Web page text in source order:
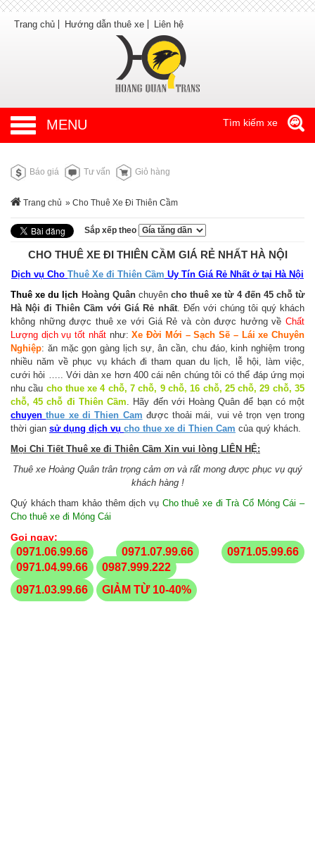
Trang chủ Hướng dẫn thuê xe Liên hệ
MENU Tìm kiếm xe
Báo giá Tư vấn Giỏ hàng
Trang chủ » Cho Thuê Xe Đi Thiên Cầm
Sắp xếp theo
CHO THUÊ XE ĐI THIÊN CẦM GIÁ RẺ NHẤT HÀ NỘI
Dịch vụ Cho Thuê Xe đi Thiên Cầm Uy Tín Giá Rẻ Nhất ở tại Hà Nội
Thuê xe du lịch Hoàng Quânchuyên cho thuê xe từ 4 đến 45 chỗ từ
Hà Nội đi Thiên Cầm với Giá Rẻ nhất. Đến với chúng tôi quý khách
không những được thuê xe với Giá Rẻ và còn được hưởng về Chất
Lượng dịch vụ tốt nhấtnhư:Xe Đời Mới – Sạch Sẽ – Lái xe Chuyên
Nghiệp: ăn mặc gọn gàng lịch sự, ân cần, chu đáo, kinh nghiệm trong
nhiều năm về phục vụ khách đi tham quan du lịch, lễ hội, làm việc,
cưới hỏi ….. Với dàn xe hơn 400 cái nên chúng tôi có thể đáp ứng mọi
nhu cầu cho thue xe 4 chỗ, 7 chỗ, 9 chỗ, 16 chỗ, 25 chỗ, 29 chỗ, 35
chỗ, 45 chỗ đi Thiên Cầm. Hãy đến với Hoàng Quân để bạn có một
chuyenthue xe di Thien Cam được thoải mái, vui vẻ trọn vẹn trong
thời gian sử dụng dịch vụ cho thue xe di Thien Cam của quý khách.
Mọi Chi Tiết Thuê xe đi Thiên Cầm Xin vui lòng LIÊN HỆ:
Thuê xe Hoàng Quân trân trọng cảm ơn và rất mong được phục vụ quý
khách hàng !
Quý khách tham khảo thêm dịch vụ Cho thuê xe đi Trà Cổ Móng Cái –
Cho thuê xe đi Móng Cái
Gọi ngay:
0971.06.99.66 0971.07.99.66
0971.05.99.66
0971.04.99.66
0987.999.222
0971.03.99.66
GIẢM TỪ 10-40%